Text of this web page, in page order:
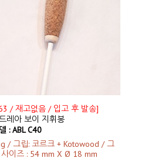
/ 재고없음 / 입고 후 발송]
레아 보이 지휘봉
: ABL C40
/ 그립: 코르크 + Kotowood / 그
사이즈 : 54 mm X Ø 18 mm